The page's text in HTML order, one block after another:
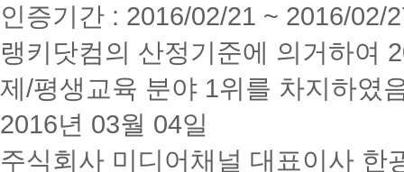
인증기간 : 2016/02/21 ~ 2016/02/
랭키닷컴의 산정기준에 의거하여
제/평생교육 분야 1위를 차지하였
2016년 03월 04일
주식회사 미디어채널 대표이사 한